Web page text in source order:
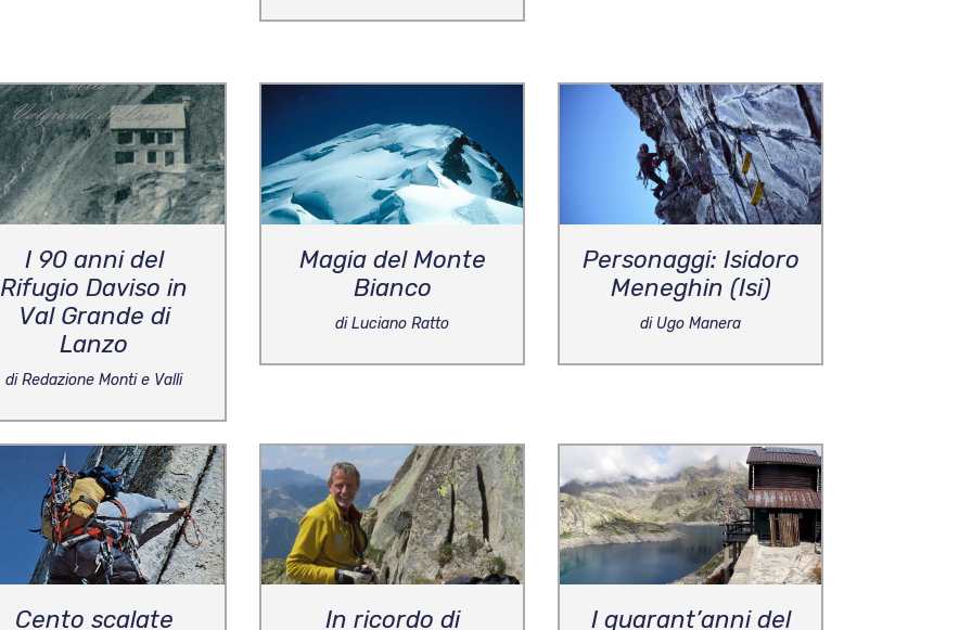
I 90 anni del
Rifugio Daviso in
Val Grande di
Lanzo
di Redazione Monti e Valli
Magia del Monte
Bianco
di Luciano Ratto
Personaggi: Isidoro
Meneghin (Isi)
di Ugo Manera
Cento scalate
In ricordo di
I quarant’anni del